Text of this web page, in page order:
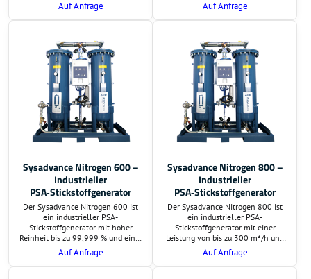
Ideal für Laserbearbeitung,
Lebensmittelproduktion,
Elektronikfertigung.
Auf Anfrage
Ideal für Laserbearbeitung,
Lebensmittelproduktion,
Elektronikfertigung.
Auf Anfrage
Sysadvance Nitrogen 600 –
Industrieller
PSA‑Stickstoffgenerator
Der Sysadvance Nitrogen 600 ist
ein industrieller PSA-
Stickstoffgenerator mit hoher
Reinheit bis zu 99,999 % und einer
Leistung von bis zu 227,5 m³/h.
Ideal für Laseranwendungen,
Lebensmittelindustrie,
Auf Anfrage
Sysadvance Nitrogen 800 –
Industrieller
PSA‑Stickstoffgenerator
Der Sysadvance Nitrogen 800 ist
ein industrieller PSA-
Stickstoffgenerator mit einer
Leistung von bis zu 300 m³/h und
einer Reinheit bis zu 99,999 %.
Ideal für Laseranwendungen,
Lebensmittelindustrie,
Auf Anfrage